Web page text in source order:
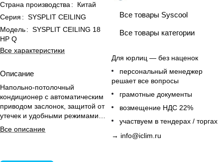
Страна производства :
Китай
Серия : SYSPLIT CEILING
Модель: SYSPLIT CEILING 18
HP Q
Все характеристики
Описание
Напольно-потолочный
кондиционер с автоматическим
приводом заслонок, защитой от
утечек и удобными режимами
для комфортного климата зимой
и летом.
Все описание
Все товары Syscool
Все товары категории
Для юрлиц — без наценок
персональный менеджер
решает все вопросы
грамотные документы
возмещение НДС 22%
участвуем в тендерах / торгах
→ info@iclim.ru